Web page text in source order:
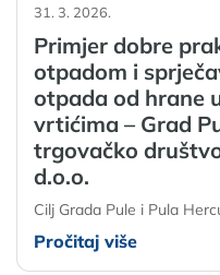
31. 3. 2026.
Primjer dobre
otpadom i
otpada od hrane
vrtićima – Grad
trgovačko
d.o.o.
Cilj Grada Pule i Pula
Pročitaj više